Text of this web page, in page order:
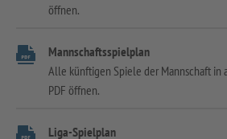
öffnen.
Mannschaftsspielplan
Alle künftigen Spiele der Mannschaft in
PDF öffnen.
Liga-Spielplan